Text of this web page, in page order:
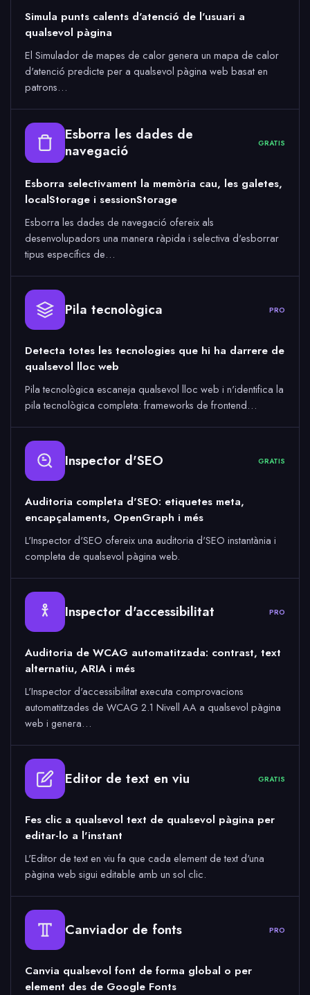
Simula punts calents d'atenció de l'usuari a
qualsevol pàgina
El Simulador de mapes de calor genera un mapa de calor
d'atenció predicte per a qualsevol pàgina web basat en
patrons…
Esborra les dades de
navegació
GRATIS
Esborra selectivament la memòria cau, les galetes,
localStorage i sessionStorage
Esborra les dades de navegació ofereix als
desenvolupadors una manera ràpida i selectiva d'esborrar
tipus específics de…
Pila tecnològica PRO
Detecta totes les tecnologies que hi ha darrere de
qualsevol lloc web
Pila tecnològica escaneja qualsevol lloc web i n'identifica la
pila tecnològica completa: frameworks de frontend…
Inspector d'SEO GRATIS
Auditoria completa d'SEO: etiquetes meta,
encapçalaments, OpenGraph i més
L'Inspector d'SEO ofereix una auditoria d'SEO instantània i
completa de qualsevol pàgina web.
Inspector d'accessibilitat PRO
Auditoria de WCAG automatitzada: contrast, text
alternatiu, ARIA i més
L'Inspector d'accessibilitat executa comprovacions
automatitzades de WCAG 2.1 Nivell AA a qualsevol pàgina
web i genera…
Editor de text en viu GRATIS
Fes clic a qualsevol text de qualsevol pàgina per
editar-lo a l'instant
L'Editor de text en viu fa que cada element de text d'una
pàgina web sigui editable amb un sol clic.
Canviador de fonts PRO
Canvia qualsevol font de forma global o per
element des de Google Fonts